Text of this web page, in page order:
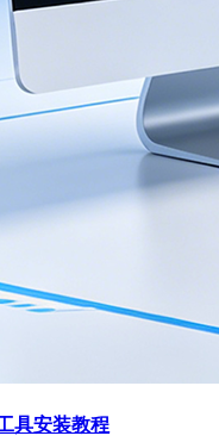
具安装教程